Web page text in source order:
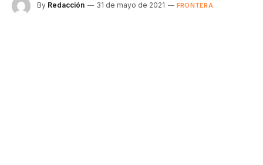
By Redacción 31 de mayo de 2021 FRONTERA